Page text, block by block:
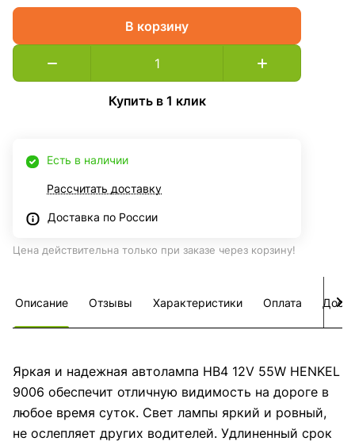
В корзину
Купить в 1 клик
Есть в наличии
Рассчитать доставку
Доставка по России
Цена действительна только при заказе через корзину!
Описание Отзывы Характеристики Оплата
Яркая и надежная автолампа HB4 12V 55W HENKEL
9006 обеспечит отличную видимость на дороге в
любое время суток. Свет лампы яркий и ровный,
не ослепляет других водителей. Удлиненный срок